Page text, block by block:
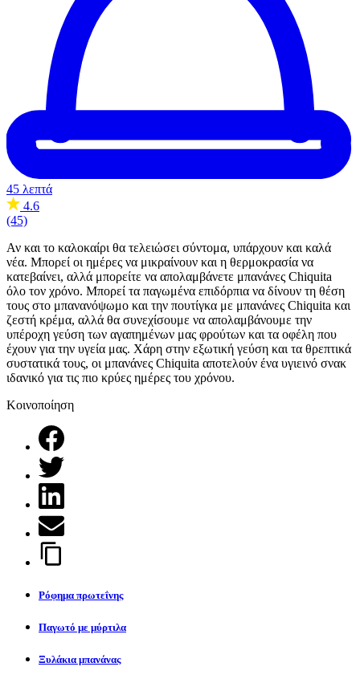
45 λεπτά
4.6
(45)
Αν και το καλοκαίρι θα τελειώσει σύντομα, υπάρχουν και καλά
νέα. Μπορεί οι ημέρες να μικραίνουν και η θερμοκρασία να
κατεβαίνει, αλλά μπορείτε να απολαμβάνετε μπανάνες Chiquita
όλο τον χρόνο. Μπορεί τα παγωμένα επιδόρπια να δίνουν τη θέση
τους στο μπανανόψωμο και την πουτίγκα με μπανάνες Chiquita και
ζεστή κρέμα, αλλά θα συνεχίσουμε να απολαμβάνουμε την
υπέροχη γεύση των αγαπημένων μας φρούτων και τα οφέλη που
έχουν για την υγεία μας. Χάρη στην εξωτική γεύση και τα θρεπτικά
συστατικά τους, οι μπανάνες Chiquita αποτελούν ένα υγιεινό σνακ
ιδανικό για τις πιο κρύες ημέρες του χρόνου.
Κοινοποίηση
Ρόφημα πρωτεΐνης
Παγωτό με μύρτιλα
Ξυλάκια μπανάνας